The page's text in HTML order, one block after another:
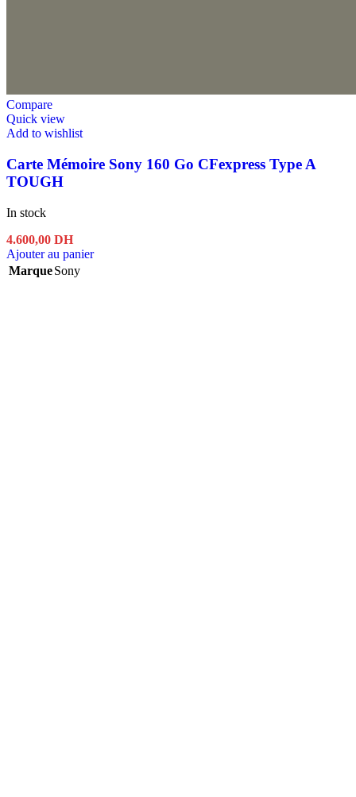
Compare
Quick view
Add to wishlist
Carte Mémoire Sony 160 Go CFexpress Type A
TOUGH
In stock
4.600,00 DH
Ajouter au panier
MarqueSony